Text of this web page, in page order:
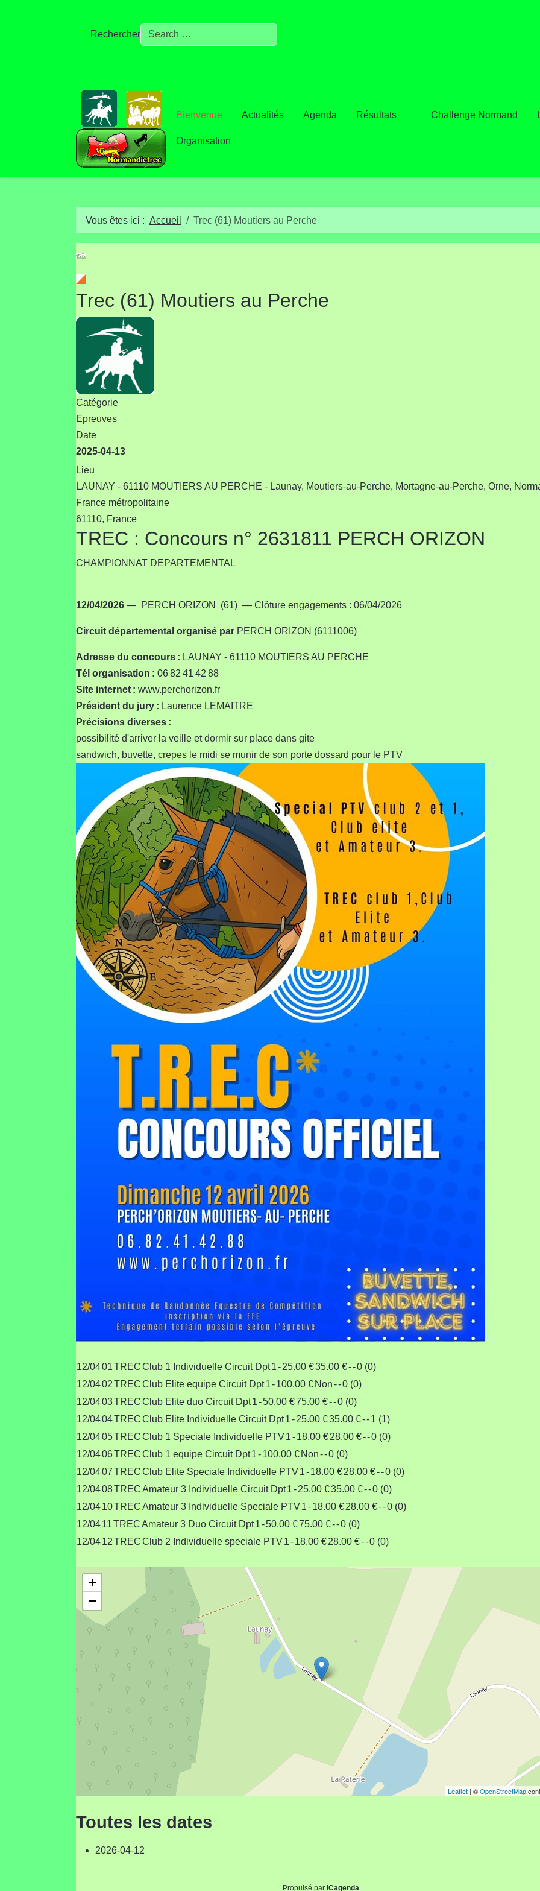
Rechercher
Bienvenue Actualités Agenda Résultats Challenge Normand
Organisation
Vous êtes ici : Accueil Trec (61) Moutiers au Perche
Trec (61) Moutiers au Perche
Catégorie
Epreuves
Date
2025-04-13
Lieu
LAUNAY - 61110 MOUTIERS AU PERCHE - Launay, Moutiers-au-Perche, Mortagne-au-Perche, Orne,
France métropolitaine
61110, France
TREC : Concours n° 2631811 PERCH ORIZON
CHAMPIONNAT DEPARTEMENTAL
12/04/2026 — PERCH ORIZON (61) — Clôture engagements : 06/04/2026
Circuit départemental organisé par PERCH ORIZON (6111006)
Adresse du concours : LAUNAY - 61110 MOUTIERS AU PERCHE
Tél organisation : 06 82 41 42 88
Site internet : www.perchorizon.fr
Président du jury : Laurence LEMAITRE
Précisions diverses :
possibilité d'arriver la veille et dormir sur place dans gite
sandwich, buvette, crepes le midi se munir de son porte dossard pour le PTV
12/0401TRECClub 1 Individuelle Circuit Dpt1-25.00 €35.00 €--0 (0)
12/0402TRECClub Elite equipe Circuit Dpt1-100.00 € Non--0 (0)
12/0403TRECClub Elite duo Circuit Dpt1-50.00 €75.00 €--0 (0)
12/0404TRECClub Elite Individuelle Circuit Dpt1-25.00 €35.00 €--1 (1)
12/0405TRECClub 1 Speciale Individuelle PTV1-18.00 €28.00 €--0 (0)
12/0406TRECClub 1 equipe Circuit Dpt1-100.00 € Non--0 (0)
12/0407TRECClub Elite Speciale Individuelle PTV1-18.00 €28.00 €--0 (0)
12/0408TRECAmateur 3 Individuelle Circuit Dpt1-25.00 €35.00 €--0 (0)
12/0410TRECAmateur 3 Individuelle Speciale PTV1-18.00 €28.00 €--0 (0)
12/0411TRECAmateur 3 Duo Circuit Dpt1-50.00 €75.00 €--0 (0)
12/0412TRECClub 2 Individuelle speciale PTV1-18.00 €28.00 €--0 (0)
+
−
Leaflet | ©OpenStreetMap
Toutes les dates
2026-04-12
Propulsé par iCagenda